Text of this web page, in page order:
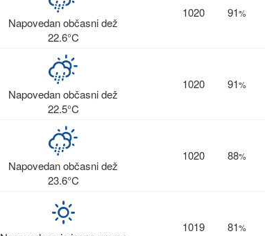
Napovedan občasni dež
22.6°C
1020 91%
Napovedan občasni dež
22.5°C
1020 91%
Napovedan občasni dež
23.6°C
1020 88%
1019 81%